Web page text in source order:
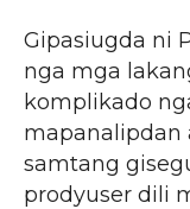
Gipasiugda ni
nga mga
komplikado
mapanalipdan
samtang
prodyuser dili